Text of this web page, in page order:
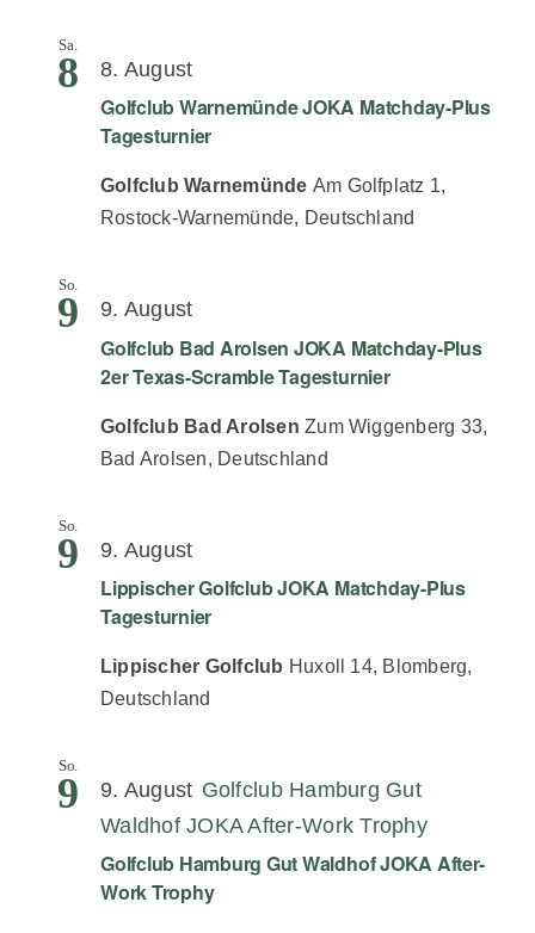
Sa.
8 8. August
Golfclub Warnemünde JOKA Matchday-Plus
Tagesturnier
Golfclub Warnemünde Am Golfplatz 1,
Rostock-Warnemünde, Deutschland
So.
9 9. August
Golfclub Bad Arolsen JOKA Matchday-Plus
2er Texas-Scramble Tagesturnier
Golfclub Bad ArolsenZum Wiggenberg 33,
Bad Arolsen, Deutschland
So.
9 9. August
Lippischer Golfclub JOKA Matchday-Plus
Tagesturnier
Lippischer Golfclub Huxoll 14, Blomberg,
Deutschland
So.
9 9. August Golfclub Hamburg Gut
Waldhof JOKA After-Work Trophy
Golfclub Hamburg Gut Waldhof JOKA After-
Work Trophy